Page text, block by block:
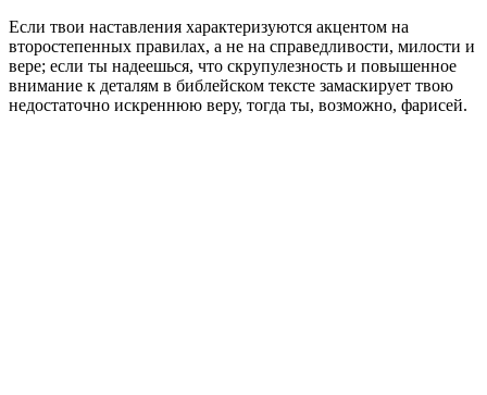
Если твои наставления характеризуются акцентом на
второстепенных правилах, а не на справедливости, милости и
вере; если ты надеешься, что скрупулезность и повышенное
внимание к деталям в библейском тексте замаскирует твою
недостаточно искреннюю веру, тогда ты, возможно, фарисей.